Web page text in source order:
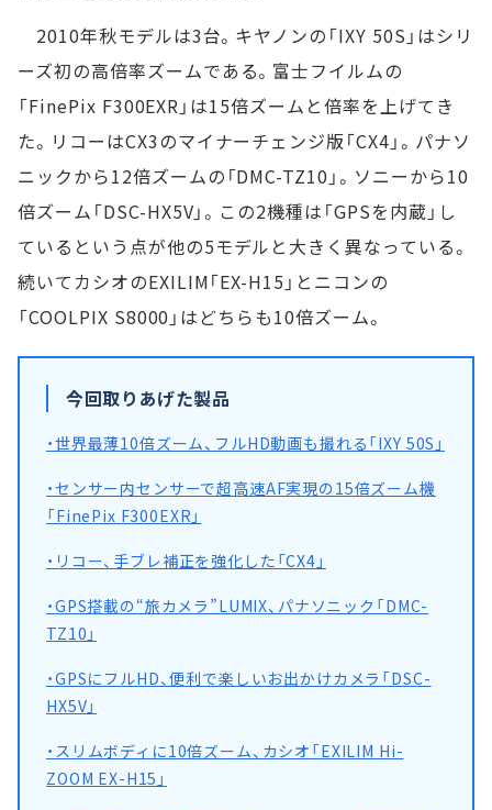
2010年秋モデルは3台。キヤノンの「IXY 50S」はシリ
ーズ初の高倍率ズームである。富士フイルムの
「FinePix F300EXR」は15倍ズームと倍率を上げてき
た。リコーはCX3のマイナーチェンジ版「CX4」。パナソ
ニックから12倍ズームの「DMC-TZ10」。ソニーから10
倍ズーム「DSC-HX5V」。この2機種は「GPSを内蔵」し
ているという点が他の5モデルと大きく異なっている。
続いてカシオのEXILIM「EX-H15」とニコンの
「COOLPIX S8000」はどちらも10倍ズーム。
今回取りあげた製品
・世界最薄10倍ズーム、フルHD動画も撮れる「IXY 50S」
・センサー内センサーで超高速AF実現の15倍ズーム機
「FinePix F300EXR」
・リコー、手ブレ補正を強化した「CX4」
・GPS搭載の“旅カメラ”LUMIX、パナソニック「DMC-
TZ10」
・GPSにフルHD、便利で楽しいお出かけカメラ「DSC-
HX5V」
・スリムボディに10倍ズーム、カシオ「EXILIM Hi-
ZOOM EX-H15」